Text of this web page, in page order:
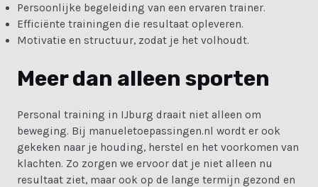
Persoonlijke begeleiding van een ervaren trainer.
Efficiënte trainingen die resultaat opleveren.
Motivatie en structuur, zodat je het volhoudt.
Meer dan alleen sporten
Personal training in IJburg draait niet alleen om
beweging. Bij manueletoepassingen.nl wordt er ook
gekeken naar je houding, herstel en het voorkomen van
klachten. Zo zorgen we ervoor dat je niet alleen nu
resultaat ziet, maar ook op de lange termijn gezond en